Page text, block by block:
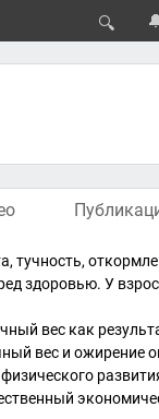
🔍
тучность,
здоровью. У
вес как
вес и ожирение